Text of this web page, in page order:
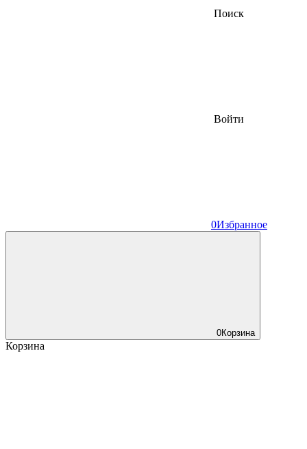
Поиск
Войти
0Избранное
0Корзина
Корзина